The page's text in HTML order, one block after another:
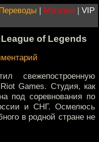
| Магазин | VIP
of Legends
свежепостроенную
Games. Студия, как
под соревнования по
и СНГ. Осмелюсь
в родной стране не